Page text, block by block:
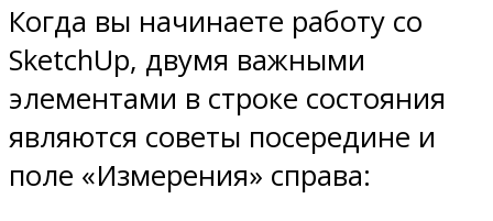
Когда вы начинаете работу со
SketchUp, двумя важными
элементами в строке состояния
являются советы посередине и
поле «Измерения» справа: